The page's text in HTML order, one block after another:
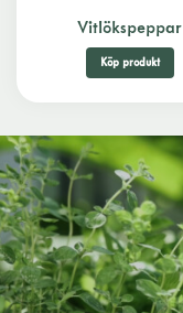
Vitlökspeppar
Köp produkt